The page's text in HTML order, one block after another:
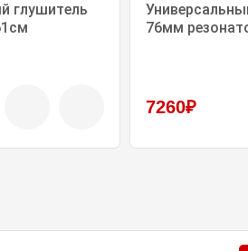
глушитель
76мм
7260₽